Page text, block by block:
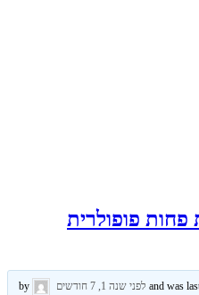
פחות פופולרית
לפני שנה 1, 7 חודשים